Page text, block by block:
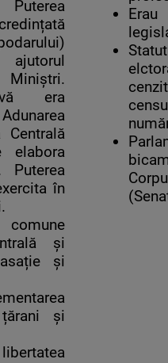
era
Puterea
în
și
și
și